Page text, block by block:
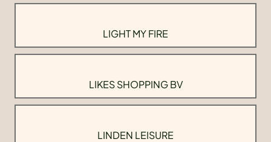
LIGHT MY FIRE
LIKES SHOPPING BV
LINDEN LEISURE